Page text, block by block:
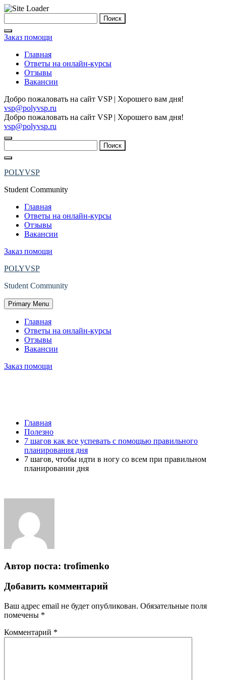
to
content
Заказ помощи
Главная
Ответы на онлайн-курсы
Отзывы
Вакансии
Добро пожаловать на сайт VSP | Хорошего вам дня!
vsp@polyvsp.ru
Добро пожаловать на сайт VSP | Хорошего вам дня!
vsp@polyvsp.ru
POLYVSP
Student Community
Главная
Ответы на онлайн-курсы
Отзывы
Вакансии
Заказ помощи
POLYVSP
Student Community
Primary Menu
Главная
Ответы на онлайн-курсы
Отзывы
Вакансии
Заказ помощи
Главная
Полезно
7 шагов как все успевать с помощью правильного
планирования дня
7 шагов, чтобы идти в ногу со всем при правильном
планировании дня
Автор поста: trofimenko
Добавить комментарий
Ваш адрес email не будет опубликован. Обязательные поля
помечены *
Комментарий *